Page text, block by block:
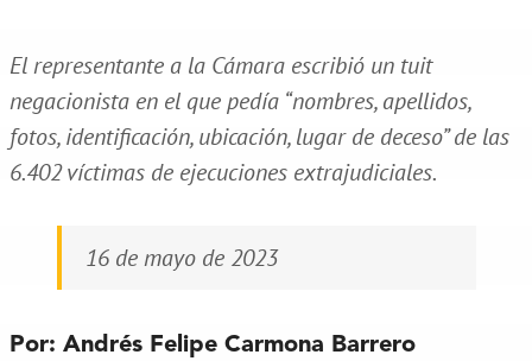
El representante a la Cámara escribió un tuit
negacionista en el que pedía “nombres, apellidos,
fotos, identificación, ubicación, lugar de deceso” de las
6.402 víctimas de ejecuciones extrajudiciales.
16 de mayo de 2023
Por: Andrés Felipe Carmona Barrero